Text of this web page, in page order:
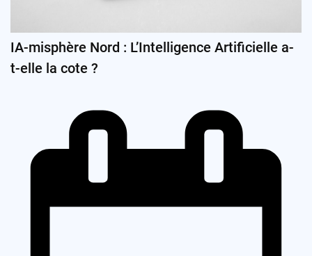
IA-misphère Nord : L’Intelligence Artificielle a-
t-elle la cote ?